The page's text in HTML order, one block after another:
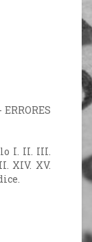
I. II. III.
XIV. XV.